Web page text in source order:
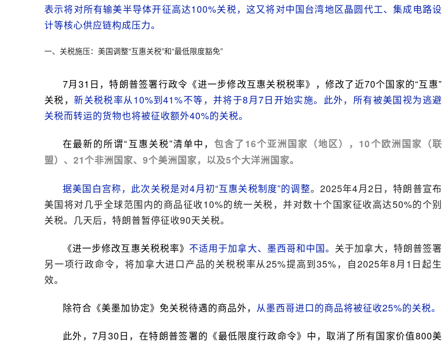
表示将对所有输美半导体开征高达100%关税，这又将对中国台湾地区晶圆代工、集成电路设
计等核心供应链构成压力。
一、关税施压：美国调整“互惠关税”和“最低限度豁免”
7月31日，特朗普签署行政令《进一步修改互惠关税税率》，修改了近70个国家的“互惠”
关税，新关税税率从10%到41%不等，并将于8月7日开始实施。此外，所有被美国视为逃避
关税而转运的货物也将被征收额外40%的关税。
在最新的所谓“互惠关税”清单中，包含了16个亚洲国家（地区），10个欧洲国家（联
盟）、21个非洲国家、9个美洲国家，以及5个大洋洲国家。
据美国白宫称，此次关税是对4月初“互惠关税制度”的调整。2025年4月2日，特朗普宣布
美国将对几乎全球范围内的商品征收10%的统一关税，并对数十个国家征收高达50%的个别
关税。几天后，特朗普暂停征收90天关税。
《进一步修改互惠关税税率》 不适用于加拿大、墨西哥和中国。 关于加拿大，特朗普签署
另一项行政命令，将加拿大进口产品的关税税率从25%提高到35%，自2025年8月1日起生
效。
除符合《美墨加协定》免关税待遇的商品外， 从墨西哥进口的商品将被征收25%的关税。
此外，7月30日，在特朗普签署的《最低限度行政命令》中，取消了所有国家价值800美